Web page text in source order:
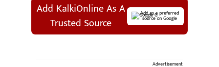
Add KalkiOnline As A
Trusted Source
Add as a preferred
source on Google
Advertisement